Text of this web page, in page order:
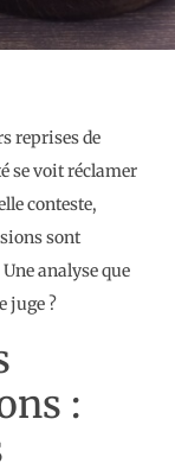
reprises de
se voit réclamer
conteste,
sont
analyse que
juge ?
: